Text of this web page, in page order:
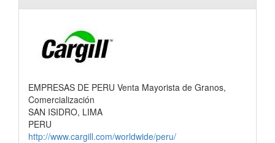
EMPRESAS DE PERU Venta Mayorista de Granos,
Comercialización
SAN ISIDRO, LIMA
PERU
http://www.cargill.com/worldwide/peru/